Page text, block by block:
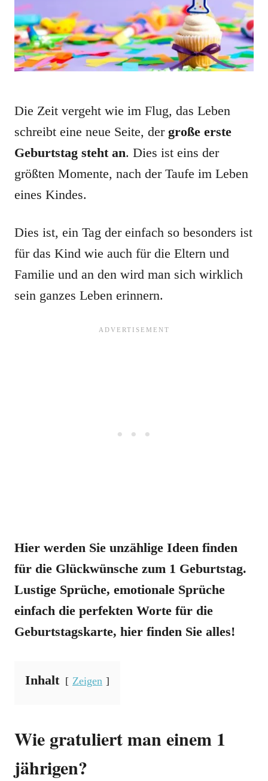
Die Zeit vergeht wie im Flug, das Leben
schreibt eine neue Seite, der große erste
Geburtstag steht an. Dies ist eins der
größten Momente, nach der Taufe im Leben
eines Kindes.
Dies ist, ein Tag der einfach so besonders ist
für das Kind wie auch für die Eltern und
Familie und an den wird man sich wirklich
sein ganzes Leben erinnern.
Hier werden Sie unzählige Ideen finden
für die Glückwünsche zum 1 Geburtstag.
Lustige Sprüche, emotionale Sprüche
einfach die perfekten Worte für die
Geburtstagskarte, hier finden Sie alles!
Inhalt Zeigen
Wie gratuliert man einem 1
jährigen?